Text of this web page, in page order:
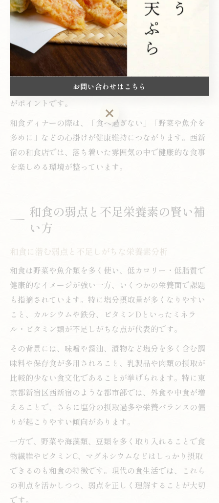
す。
例えば、天ぷらや刺身、煮物などを少量ずつ組み合わせ
たコース料理は、さまざまな栄養素をバランス良く摂取
できるだけでなく、食事の満足感も高めてくれます。お
酒を楽しむ際は、塩分や脂質の摂りすぎに注意しつつ、
枝豆やおひたし、酢の物などヘルシーな一品を選ぶこと
がポイントです。
和食ディナーの際は、「食べ過ぎない」「野菜や魚介を
多めに」などの心掛けが健康維持につながります。西新
宿の和食店では、落ち着いた雰囲気の中で健康的な食事
を楽しめる環境が整っています。
和食の弱点と不足栄養素の賢い補
い方
和食に潜む弱点と不足しがちな栄養素分析
和食は野菜や魚介類を多く使い、低カロリー・低脂質で
健康的なイメージが強い一方、いくつかの栄養面で課題
も指摘されています。特に塩分摂取量が多くなりやすい
こと、カルシウムや鉄分、ビタミンDといったミネラ
ル・ビタミン類が不足しがちな点が代表的です。
その背景には、味噌や醤油、漬物など塩分を多く含む調
味料や保存食が多用されること、乳製品や肉類の摂取が
比較的少ない食文化であることが挙げられます。特に東
京都新宿区西新宿のような都市部では、外食や中食が増
えることで、さらに塩分の摂取過多や栄養バランスの偏
りが起こりやすい傾向があります。
一方で、野菜や海藻類、豆類を多く取り入れることで食
物繊維やビタミンC、マグネシウムなどはしっかり摂取
できるのも和食の特徴です。現代の食生活では、これら
の利点を活かしつつ、弱点を正しく理解することが大切
です。
お問い合わせはこちら
お問い合わせはこちら